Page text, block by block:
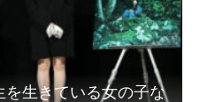
生きている女の子な